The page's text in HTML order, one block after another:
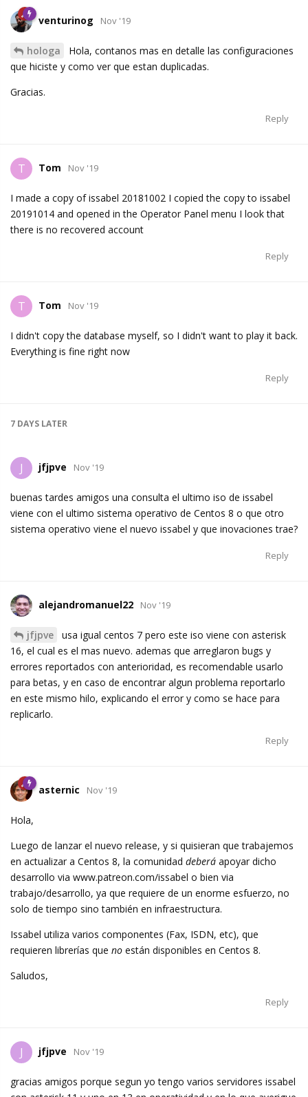
venturinog Nov '19
hologa
Hola, contanos mas en detalle las configuraciones
que hiciste y como ver que estan duplicadas.
Gracias.
Reply
T Tom Nov '19
I made a copy of issabel 20181002 I copied the copy to issabel
20191014 and opened in the Operator Panel menu I look that
there is no recovered account
Reply
T Tom Nov '19
I didn't copy the database myself, so I didn't want to play it back.
Everything is fine right now
Reply
7 DAYS LATER
J jfjpve Nov '19
buenas tardes amigos una consulta el ultimo iso de issabel
viene con el ultimo sistema operativo de Centos 8 o que otro
sistema operativo viene el nuevo issabel y que inovaciones trae?
Reply
alejandromanuel22 Nov '19
jfjpve
usa igual centos 7 pero este iso viene con asterisk
16, el cual es el mas nuevo. ademas que arreglaron bugs y
errores reportados con anterioridad, es recomendable usarlo
para betas, y en caso de encontrar algun problema reportarlo
en este mismo hilo, explicando el error y como se hace para
replicarlo.
Reply
asternic Nov '19
Hola,
Luego de lanzar el nuevo release, y si quisieran que trabajemos
en actualizar a Centos 8, la comunidad deberá apoyar dicho
desarrollo via www.patreon.com/issabel o bien via
trabajo/desarrollo, ya que requiere de un enorme esfuerzo, no
solo de tiempo sino también en infraestructura.
Issabel utiliza varios componentes (Fax, ISDN, etc), que
requieren librerías que no están disponibles en Centos 8.
Saludos,
Reply
J jfjpve Nov '19
gracias amigos porque segun yo tengo varios servidores issabel